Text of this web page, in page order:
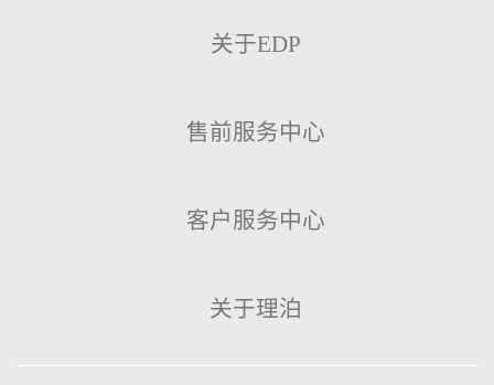
关于EDP
售前服务中心
客户服务中心
关于理泊